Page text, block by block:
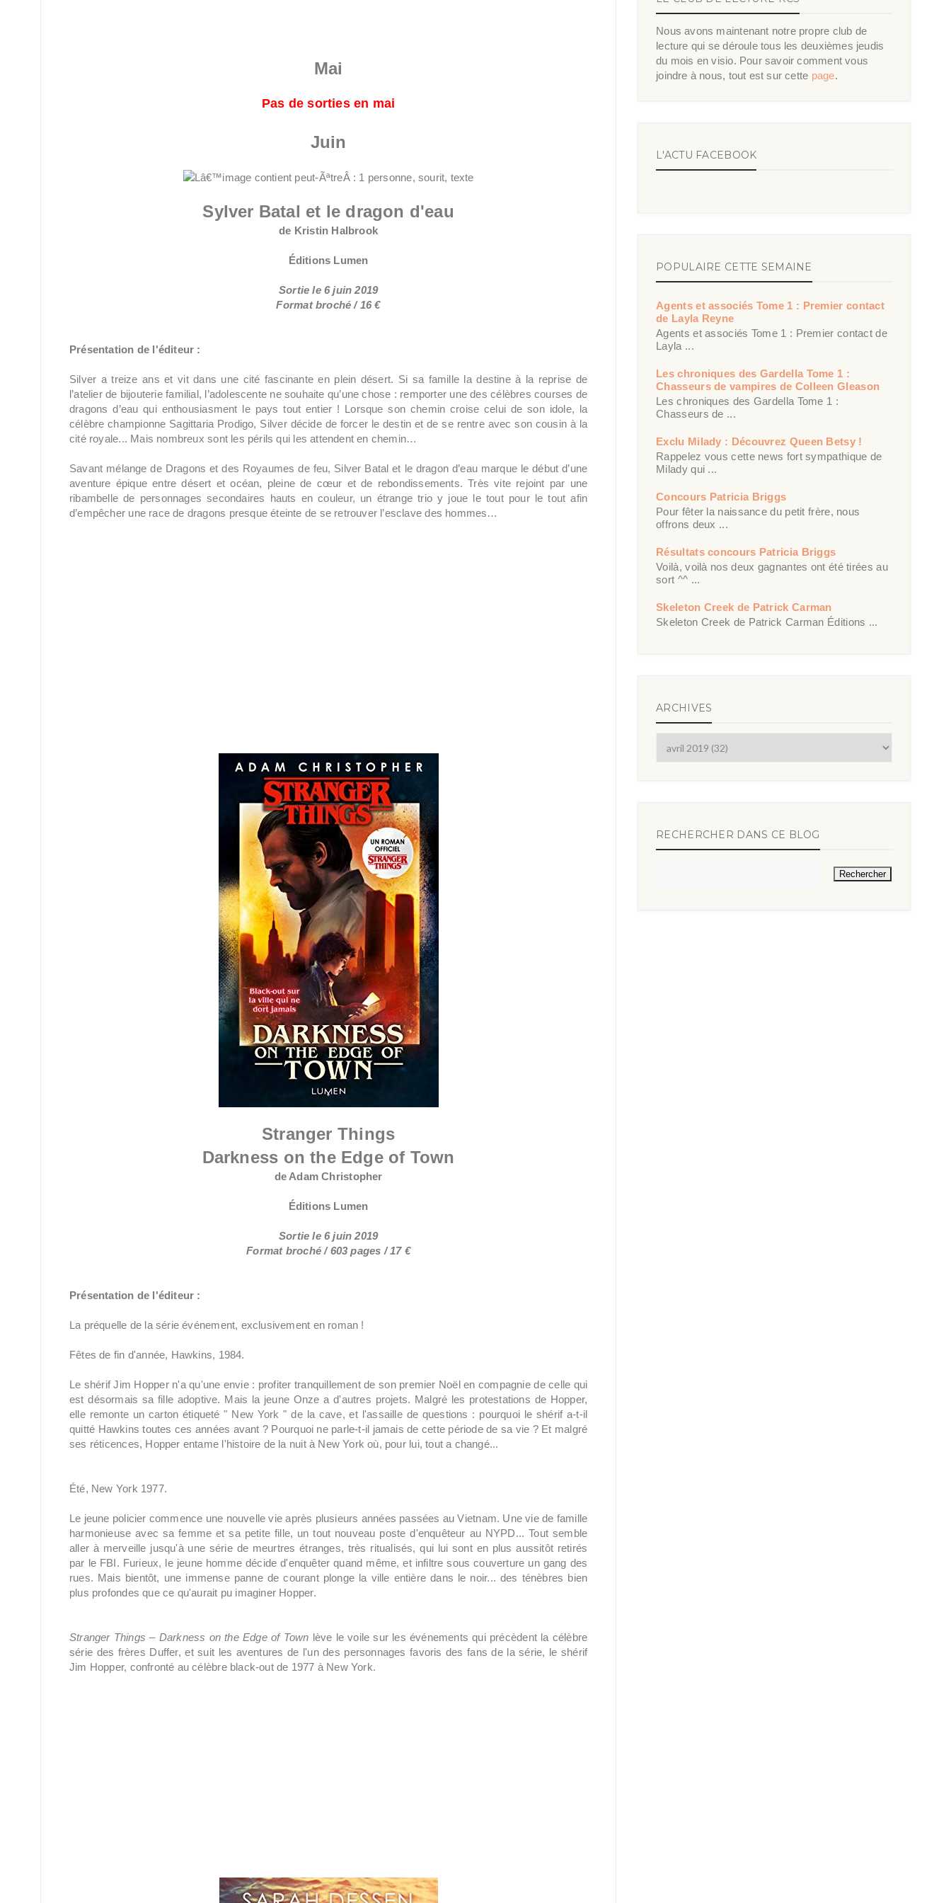
Mai
Pas de sorties en mai
Juin
Sylver Batal et le dragon d'eau
de Kristin Halbrook
Éditions Lumen
Sortie le 6 juin 2019
Format broché / 16 €
Présentation de l'éditeur :
Silver a treize ans et vit dans une cité fascinante en plein désert. Si sa famille la destine à la reprise de
l’atelier de bijouterie familial, l’adolescente ne souhaite qu’une chose : remporter une des célèbres courses de
dragons d’eau qui enthousiasment le pays tout entier ! Lorsque son chemin croise celui de son idole, la
célèbre championne Sagittaria Prodigo, Silver décide de forcer le destin et de se rentre avec son cousin à la
cité royale... Mais nombreux sont les périls qui les attendent en chemin…
Savant mélange de Dragons et des Royaumes de feu, Silver Batal et le dragon d’eau marque le début d’une
aventure épique entre désert et océan, pleine de cœur et de rebondissements. Très vite rejoint par une
ribambelle de personnages secondaires hauts en couleur, un étrange trio y joue le tout pour le tout afin
d’empêcher une race de dragons presque éteinte de se retrouver l’esclave des hommes…
Stranger Things
Darkness on the Edge of Town
de Adam Christopher
Éditions Lumen
Sortie le 6 juin 2019
Format broché / 603 pages / 17 €
Présentation de l'éditeur :
La préquelle de la série événement, exclusivement en roman !
Fêtes de fin d'année, Hawkins, 1984.
Le shérif Jim Hopper n'a qu'une envie : profiter tranquillement de son premier Noël en compagnie de celle qui
est désormais sa fille adoptive. Mais la jeune Onze a d'autres projets. Malgré les protestations de Hopper,
elle remonte un carton étiqueté " New York " de la cave, et l'assaille de questions : pourquoi le shérif a-t-il
quitté Hawkins toutes ces années avant ? Pourquoi ne parle-t-il jamais de cette période de sa vie ? Et malgré
ses réticences, Hopper entame l'histoire de la nuit à New York où, pour lui, tout a changé...
Été, New York 1977.
Le jeune policier commence une nouvelle vie après plusieurs années passées au Vietnam. Une vie de famille
harmonieuse avec sa femme et sa petite fille, un tout nouveau poste d'enquêteur au NYPD... Tout semble
aller à merveille jusqu'à une série de meurtres étranges, très ritualisés, qui lui sont en plus aussitôt retirés
par le FBI. Furieux, le jeune homme décide d'enquêter quand même, et infiltre sous couverture un gang des
rues. Mais bientôt, une immense panne de courant plonge la ville entière dans le noir... des ténèbres bien
plus profondes que ce qu'aurait pu imaginer Hopper.
Stranger Things – Darkness on the Edge of Town lève le voile sur les événements qui précèdent la célèbre
série des frères Duffer, et suit les aventures de l'un des personnages favoris des fans de la série, le shérif
Jim Hopper, confronté au célèbre black-out de 1977 à New York.
Nous avons maintenant notre propre club de
lecture qui se déroule tous les deuxièmes jeudis
du mois en visio. Pour savoir comment vous
joindre à nous, tout est sur cette page.
L'ACTU FACEBOOK
POPULAIRE CETTE SEMAINE
Agents et associés Tome 1 : Premier contact
de Layla Reyne
Agents et associés Tome 1 : Premier contact de
Layla ...
Les chroniques des Gardella Tome 1 :
Chasseurs de vampires de Colleen Gleason
Les chroniques des Gardella Tome 1 :
Chasseurs de ...
Exclu Milady : Découvrez Queen Betsy !
Rappelez vous cette news fort sympathique de
Milady qui ...
Concours Patricia Briggs
Pour fêter la naissance du petit frère, nous
offrons deux ...
Résultats concours Patricia Briggs
Voilà, voilà nos deux gagnantes ont été tirées au
sort ^^ ...
Skeleton Creek de Patrick Carman
Skeleton Creek de Patrick Carman Éditions ...
ARCHIVES
RECHERCHER DANS CE BLOG